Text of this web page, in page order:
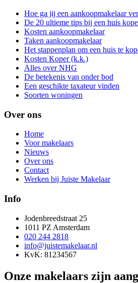
Hoe ga jij een aankoopmakelaar
De 20 ultieme tips bij een huis
Kosten aankoopmakelaar
Taken aankoopmakelaar
Het stappenplan om een huis te
Kosten Koper (k.k.)
Alles over NHG
De betekenis van onder bod
Een geschikte taxateur vinden
Soorten woningen
Over ons
Home
Voor makelaars
Nieuws
Over ons
Contact
Werken bij Juiste Makelaar
Info
Jodenbreedstraat 25
1011 PZ Amsterdam
020 244 2818
info@juistemakelaar.nl
KvK: 81234567
Onze makelaars zijn